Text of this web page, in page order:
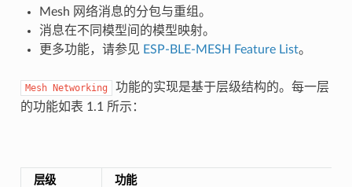
Mesh 网络消息的分包与重组。
消息在不同模型间的模型映射。
更多功能，请参见 ESP-BLE-MESH Feature List。
Mesh Networking
功能的实现是基于层级结构的。每一层
的功能如表 1.1 所示：
层级 功能